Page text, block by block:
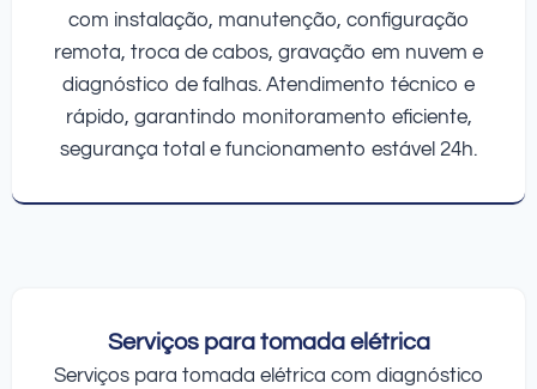
com instalação, manutenção, configuração
remota, troca de cabos, gravação em nuvem e
diagnóstico de falhas. Atendimento técnico e
rápido, garantindo monitoramento eficiente,
segurança total e funcionamento estável 24h.
Serviços para tomada elétrica
Serviços para tomada elétrica com diagnóstico